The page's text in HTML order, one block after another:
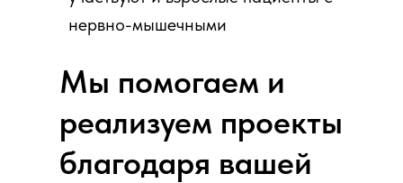
нервно-мышечными
Мы помогаем и
реализуем проекты
благодаря вашей